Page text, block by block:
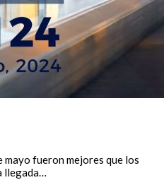
mayo fueron mejores que los
llegada…